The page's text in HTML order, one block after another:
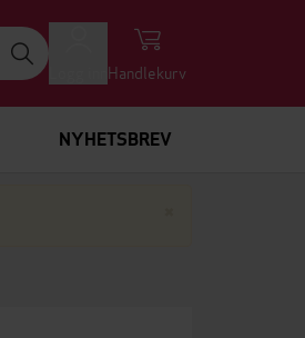
Handlekurv
NYHETSBREV